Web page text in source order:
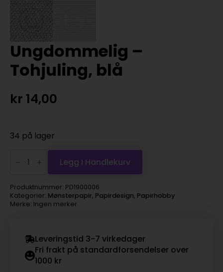
Ungdommelig –
Tohjuling, blå
kr 14,00
34 på lager
Ungdommelig
Tohjuling,
antall
Legg I Handlekurv
Produktnummer: PD1900006
Kategorier: Mønsterpapir, Papirdesign, Papirhobby
Merke: Ingen merker
Leveringstid 3-7 virkedager
Fri frakt på standardforsendelser over
1000 kr